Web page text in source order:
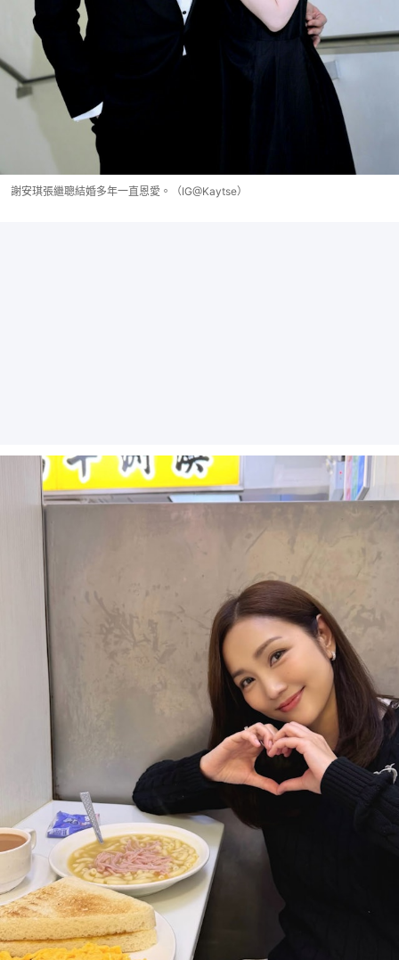
謝安琪張繼聰結婚多年一直恩愛。（IG@Kaytse）